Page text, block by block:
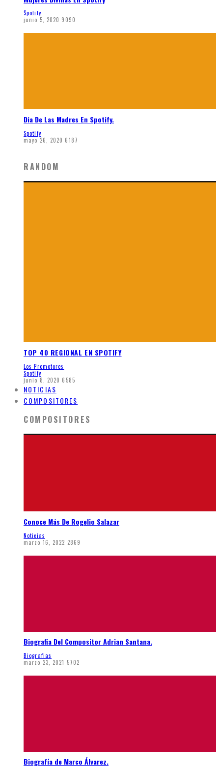
Spotify
junio 5, 2020 9090
Dia De Las Madres En Spotify.
Spotify
mayo 26, 2020 6187
RANDOM
TOP 40 REGIONAL EN SPOTIFY
Los Promotores
Spotify
junio 8, 2020 6585
NOTICIAS
COMPOSITORES
COMPOSITORES
Conoce Más De Rogelio Salazar
Noticias
marzo 16, 2022 2869
Biografia Del Compositor Adrian Santana.
Biografias
marzo 23, 2021 5702
Biografía de Marco Álvarez.